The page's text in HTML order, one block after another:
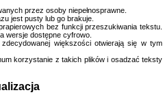
przez osoby niepełnosprawne.
jest pusty lub go brakuje.
bez funkcji przeszukiwania tekstu.
wersje dostępne cyfrowo.
większości otwierają się w tym
korzystanie z takich plików i osadzać teksty